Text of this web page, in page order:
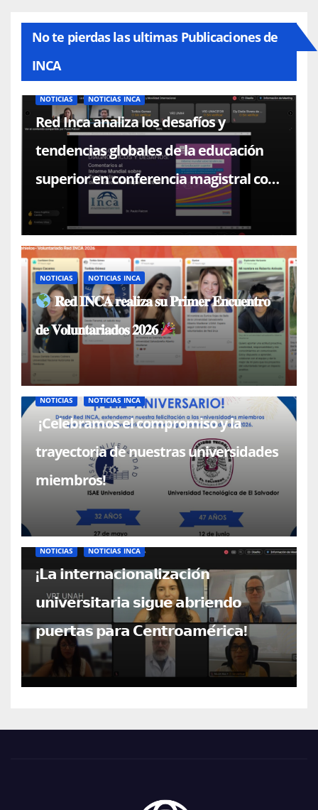
No te pierdas las ultimas Publicaciones de
INCA
NOTICIAS NOTICIAS INCA
Red Inca analiza los desafíos y
tendencias globales de la educación
superior en conferencia magistral con
el Dr. Paulo Falcón
NOTICIAS NOTICIAS INCA
𝐑𝐞𝐝 𝐈𝐍𝐂𝐀 𝐫𝐞𝐚𝐥𝐢𝐳𝐚 𝐬𝐮 𝐏𝐫𝐢𝐦𝐞𝐫 𝐄𝐧𝐜𝐮𝐞𝐧𝐭𝐫𝐨
𝐝𝐞 𝐕𝐨𝐥𝐮𝐧𝐭𝐚𝐫𝐢𝐚𝐝𝐨𝐬 𝟐𝟎𝟐𝟔
NOTICIAS NOTICIAS INCA
¡Celebramos el compromiso y la
trayectoria de nuestras universidades
miembros!
NOTICIAS NOTICIAS INCA
¡𝗟𝗮 𝗶𝗻𝘁𝗲𝗿𝗻𝗮𝗰𝗶𝗼𝗻𝗮𝗹𝗶𝘇𝗮𝗰𝗶𝗼́𝗻
𝘂𝗻𝗶𝘃𝗲𝗿𝘀𝗶𝘁𝗮𝗿𝗶𝗮 𝘀𝗶𝗴𝘂𝗲 𝗮𝗯𝗿𝗶𝗲𝗻𝗱𝗼
𝗽𝘂𝗲𝗿𝘁𝗮𝘀 𝗽𝗮𝗿𝗮 𝗖𝗲𝗻𝘁𝗿𝗼𝗮𝗺𝗲́𝗿𝗶𝗰𝗮!